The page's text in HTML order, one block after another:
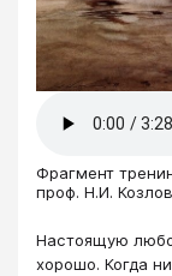
Фрагмент
проф. Н.И. Козлов
Настоящую
хорошо. Когда